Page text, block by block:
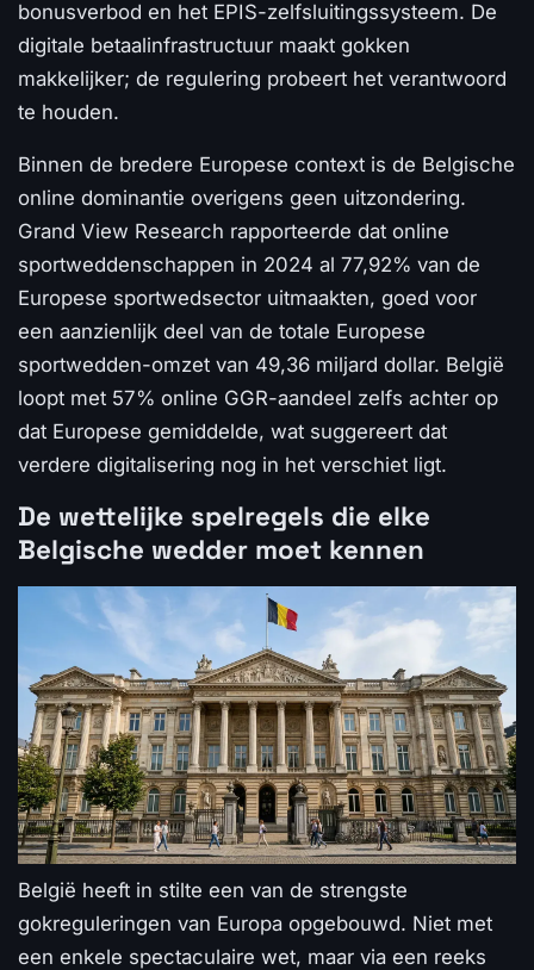
bonusverbod en het EPIS-zelfsluitingssysteem. De
digitale betaalinfrastructuur maakt gokken
makkelijker; de regulering probeert het verantwoord
te houden.
Binnen de bredere Europese context is de Belgische
online dominantie overigens geen uitzondering.
Grand View Research rapporteerde dat online
sportweddenschappen in 2024 al 77,92% van de
Europese sportwedsector uitmaakten, goed voor
een aanzienlijk deel van de totale Europese
sportwedden-omzet van 49,36 miljard dollar. België
loopt met 57% online GGR-aandeel zelfs achter op
dat Europese gemiddelde, wat suggereert dat
verdere digitalisering nog in het verschiet ligt.
De wettelijke spelregels die elke
Belgische wedder moet kennen
België heeft in stilte een van de strengste
gokreguleringen van Europa opgebouwd. Niet met
een enkele spectaculaire wet, maar via een reeks